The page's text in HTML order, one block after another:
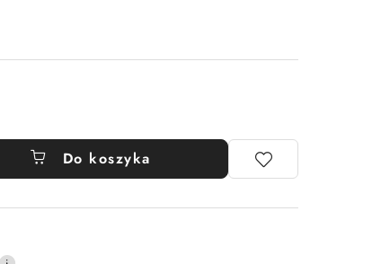
Do koszyka